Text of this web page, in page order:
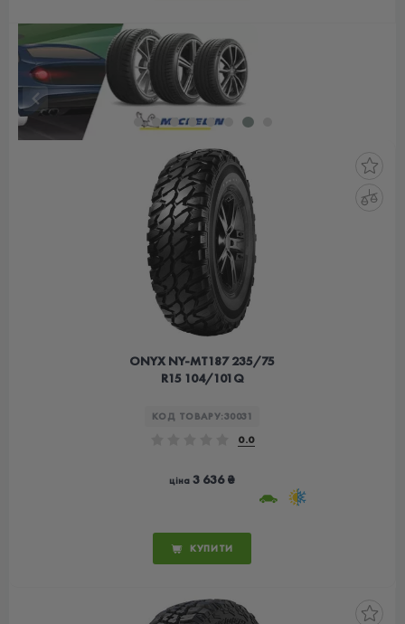
ONYX NY-MT187 235/75
R15 104/101Q
КОД ТОВАРУ:30031
0.0
ціна 3 636 ₴
КУПИТИ